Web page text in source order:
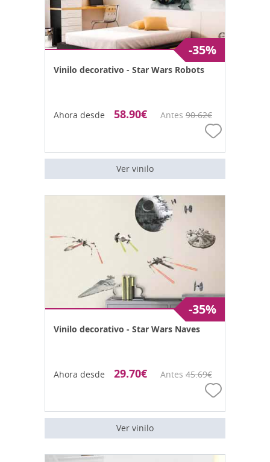
Vinilo decorativo - Star Wars Robots
-35%
Ahora desde 58.90€ Antes 90.62€
Ver vinilo
Vinilo decorativo - Star Wars Naves
-35%
Ahora desde 29.70€ Antes 45.69€
Ver vinilo